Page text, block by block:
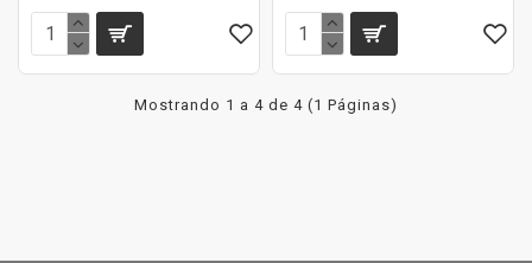
Mostrando 1 a 4 de 4 (1 Páginas)